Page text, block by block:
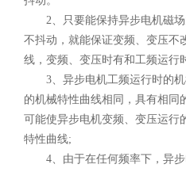
2、只要能保持异步电机磁场
不抖动，就能保证变频、变压不
线，变频、变压时有和工频运行
3、异步电机工频运行时的机
的机械特性曲线相同，具有相同
可能使异步电机变频、变压运行
特性曲线;
4、由于在任何频率下，异步